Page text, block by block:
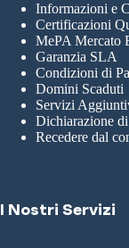
Informazioni e
Certificazioni
MePA Mercato
Garanzia SLA
Condizioni di
Domini Scaduti
Servizi
Dichiarazione
Recedere dal
I Nostri Servizi